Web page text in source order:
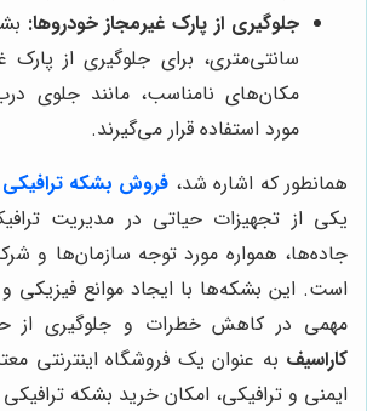
جلوگیری از پارک غیرمجاز خودروها:
سانتی‌متری، برای جلوگیری از پارک
مکان‌های نامناسب، مانند جلوی
مورد استفاده قرار می‌گیرند.
همانطور که اشاره شد، فروش بشکه ترافیکی 105 سانت
یکی از تجهیزات حیاتی در مدیریت
جاده‌ها، همواره مورد توجه سازمان‌ها و
است. این بشکه‌ها با ایجاد موانع فیزیکی
مهمی در کاهش خطرات و جلوگیری از
کاراسیف به عنوان یک فروشگاه اینترنتی